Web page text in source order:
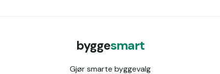
byggesmart
Gjør smarte byggevalg